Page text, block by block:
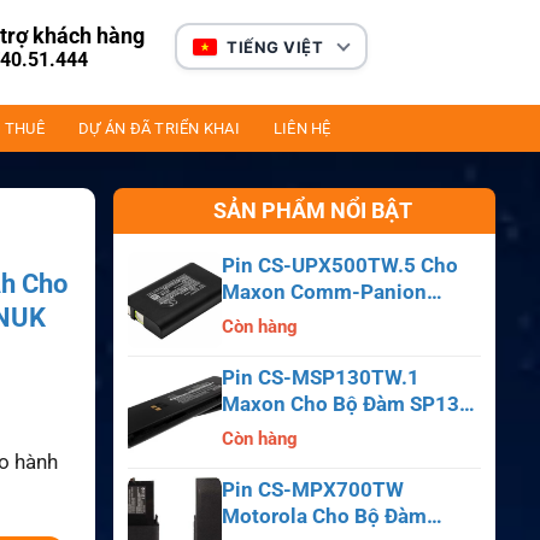
khách hàng TIẾNG VIỆT
THUÊ DỰ ÁN ĐÃ TRIỂN KHAI LIÊN HỆ
Cho
hành
SẢN PHẨM NỔI BẬT
Pin CS-UPX500TW.5 Cho
Maxon Comm-Panion
CP0150, CP0511, CP0515
Còn hàng
Pin CS-MSP130TW.1
Maxon Cho Bộ Đàm SP130,
SP140, SP150, SL55
Còn hàng
Pin CS-MPX700TW
Motorola Cho Bộ Đàm